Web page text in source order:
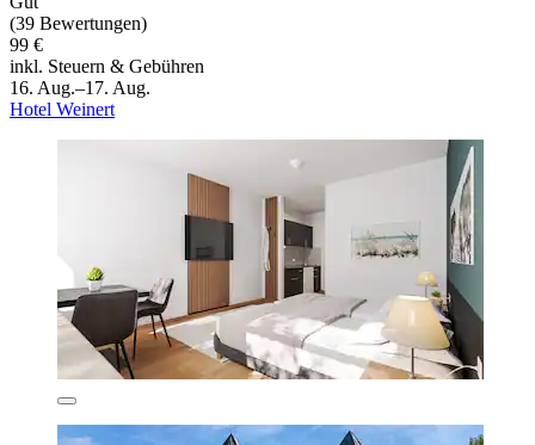
(39 Bewertungen)
99 €
inkl. Steuern & Gebühren
16. Aug.–17. Aug.
Hotel Weinert